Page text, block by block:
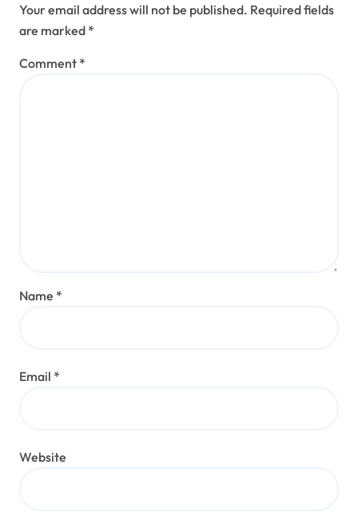
Your email address will not be published. Required fields
are marked *
Comment *
Name *
Email *
Website